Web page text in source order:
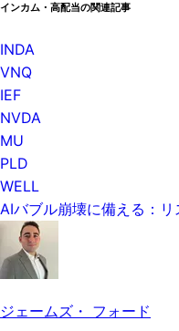
インカム・高配当の関連記事
INDA
VNQ
IEF
NVDA
MU
PLD
WELL
AIバブル崩壊に備える：
ジェームズ・ フォード